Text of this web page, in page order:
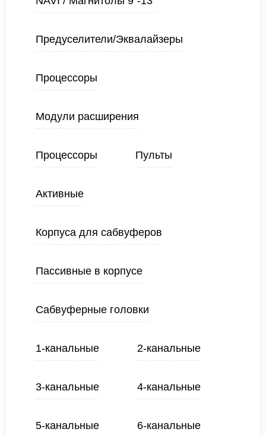
Предуселители/Эквалайзеры
Процессоры
Модули расширения
Процессоры Пульты
Активные
Корпуса для сабвуферов
Пассивные в корпусе
Сабвуферные головки
1-канальные 2-канальные
3-канальные 4-канальные
5-канальные 6-канальные